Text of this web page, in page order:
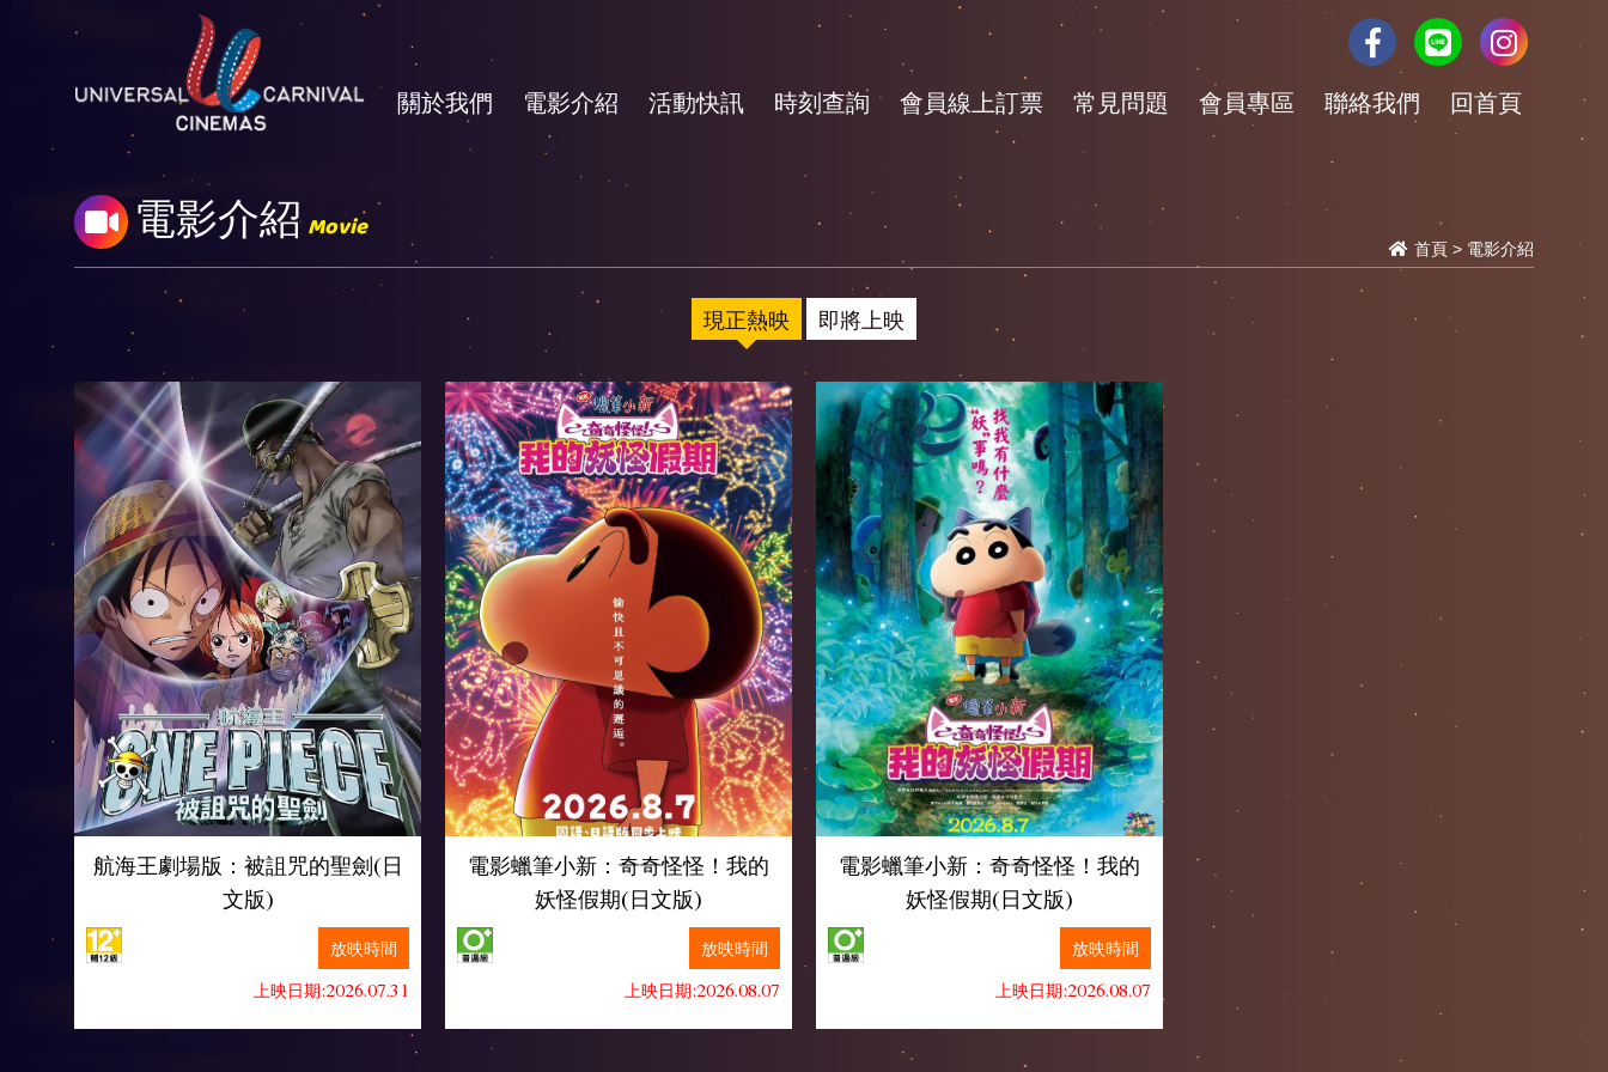
關於我們 電影介紹 活動快訊 時刻查詢 會員線上訂票 常見問題 會員專區 聯絡我們 回首頁
電影介紹 Movie
首頁 > 電影介紹
現正熱映 即將上映
航海王劇場版：被詛咒的聖劍(日
文版)
放映時間
上映日期:2026.07.31
電影蠟筆小新：奇奇怪怪！我的
妖怪假期(日文版)
放映時間
上映日期:2026.08.07
電影蠟筆小新：奇奇怪怪！我的
妖怪假期(日文版)
放映時間
上映日期:2026.08.07